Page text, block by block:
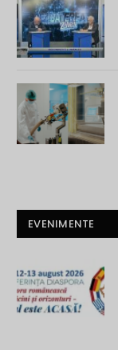
EVENIMENTE